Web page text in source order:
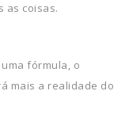
as coisas.
fórmula, o
mais a realidade do